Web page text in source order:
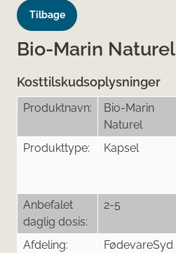
Tilbage
Bio-Marin Naturel
Kosttilskudsoplysninger
Produktnavn:
Bio-Marin
Naturel
Produkttype: Kapsel
Anbefalet
daglig dosis:
2-5
Afdeling:
FødevareSyd